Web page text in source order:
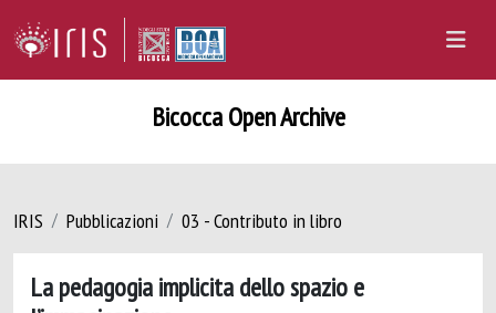
Bicocca Open Archive
IRIS Pubblicazioni 03 - Contributo in libro
La pedagogia implicita dello spazio e